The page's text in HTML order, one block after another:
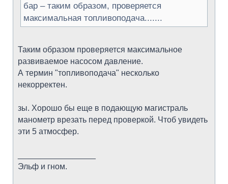
бар – таким образом, проверяется
максимальная топливоподача.......
Таким образом проверяется максимальное
развиваемое насосом давление.
А термин "топливоподача" несколько
некорректен.
зы. Хорошо бы еще в подающую магистраль
манометр врезать перед проверкой. Чтоб увидеть
эти 5 атмосфер.
Эльф и гном.